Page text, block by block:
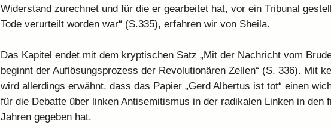
Widerstand zurechnet und für die er gearbeitet hat, vor ein Tribunal
Tode verurteilt worden war“ (S.335), erfahren wir von Sheila.
Das Kapitel endet mit dem kryptischen Satz „Mit der Nachricht vom
beginnt der Auflösungsprozess der Revolutionären Zellen“ (S. 336). Mit
wird allerdings erwähnt, dass das Papier „Gerd Albertus ist tot“ einen
für die Debatte über linken Antisemitismus in der radikalen Linken in den
Jahren gegeben hat.